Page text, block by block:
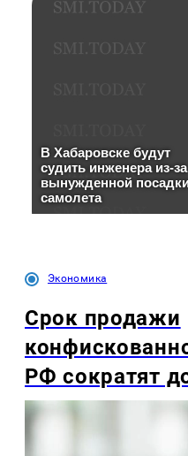
Экономика
Срок продажи
РФ сократят